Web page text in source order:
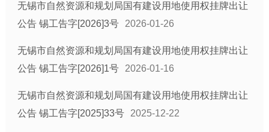
无锡市自然资源和规划局国有建设用地使用权挂牌出让
公告 锡工告字[2026]3号
2026-01-26
无锡市自然资源和规划局国有建设用地使用权挂牌出让
公告 锡工告字[2026]1号
2026-01-16
无锡市自然资源和规划局国有建设用地使用权挂牌出让
公告 锡工告字[2025]33号
2025-12-22